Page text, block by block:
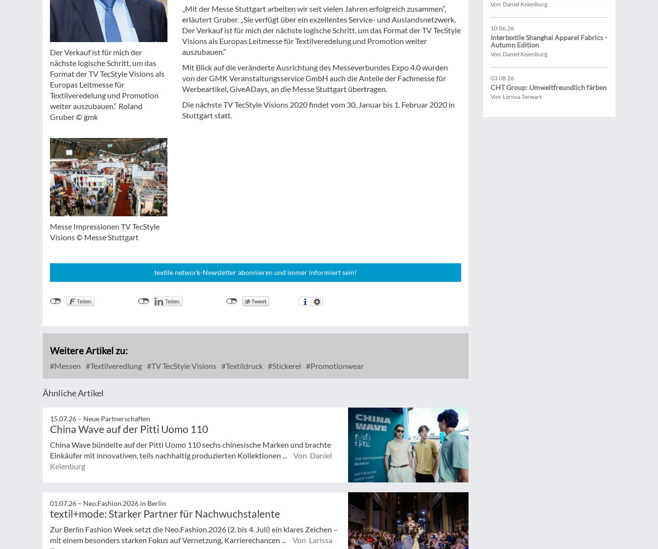
Der Verkauf ist für mich der
nächste logische Schritt, um das
Format der TV TecStyle Visions als
Europas Leitmesse für
Textilveredelung und Promotion
weiter auszubauen.“ Roland
Gruber © gmk
Messe Impressionen TV TecStyle
Visions © Messe Stuttgart
„Mit der Messe Stuttgart arbeiten wir seit vielen Jahren erfolgreich zusammen“,
erläutert Gruber. „Sie verfügt über ein exzellentes Service- und Auslandsnetzwerk.
Der Verkauf ist für mich der nächste logische Schritt, um das Format der TV TecStyle
Visions als Europas Leitmesse für Textilveredelung und Promotion weiter
auszubauen.“
Mit Blick auf die veränderte Ausrichtung des Messeverbundes Expo 4.0 wurden
von der GMK Veranstaltungsservice GmbH auch die Anteile der Fachmesse für
Werbeartikel, GiveADays, an die Messe Stuttgart übertragen.
Die nächste TV TecStyle Visions 2020 findet vom 30. Januar bis 1. Februar 2020 in
Stuttgart statt.
textile network-Newsletter abonnieren und immer informiert sein!
Weitere Artikel zu:
Messen Textilveredlung TV TecStyle Visions Textildruck Stickerei Promotionwear
Ähnliche Artikel
15.07.26 – Neue Partnerschaften
China Wave auf der Pitti Uomo 110
China Wave bündelte auf der Pitti Uomo 110 sechs chinesische Marken und brachte
Einkäufer mit innovativen, teils nachhaltig produzierten Kollektionen ...
Von Daniel
Keienburg
01.07.26 – Neo.Fashion.2026 in Berlin
textil+mode: Starker Partner für Nachwuchstalente
Zur Berlin Fashion Week setzt die Neo.Fashion.2026 (2. bis 4. Juli) ein klares Zeichen –
mit einem besonders starken Fokus auf Vernetzung, Karrierechancen ...
Von Larissa
Von Daniel Keienburg
10.06.26
Intertextile Shanghai Apparel Fabrics -
Autumn Edition
Von Daniel Keienburg
03.08.26
CHT Group: Umweltfreundlich färben
Von Larissa Terwart